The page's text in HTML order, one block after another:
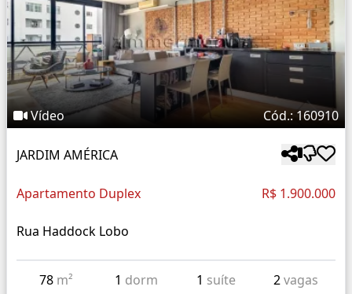
Vídeo Cód.: 160910
JARDIM AMÉRICA
Apartamento Duplex R$ 1.900.000
Rua Haddock Lobo
78 m² 1 dorm 1 suíte 2vagas